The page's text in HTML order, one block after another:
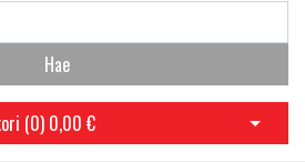
Hae
(0) 0,00 € Avaa